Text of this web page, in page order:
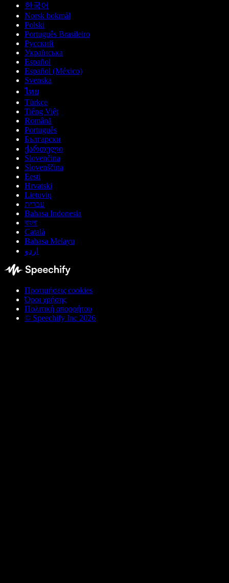
한국어
Norsk bokmål
Polski
Português Brasileiro
Русский
Українська
Español
Español (México)
Svenska
ไทย
Türkçe
Tiếng Việt
Română
Português
Български
ქართული
Slovenčina
Slovenščina
Eesti
Hrvatski
Lietuvių
עברית
Bahasa Indonesia
বাংলা
Català
Bahasa Melayu
اردو
Προτιμήσεις cookies
Όροι χρήσης
Πολιτική απορρήτου
© Speechify Inc 2026